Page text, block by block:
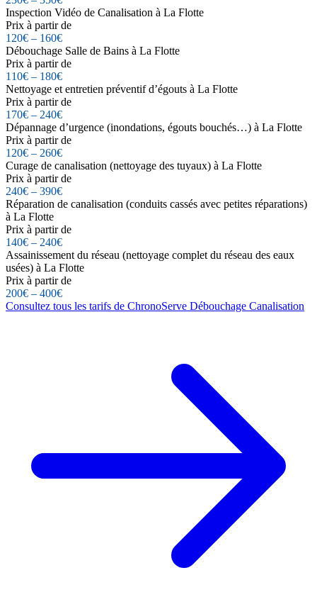
Inspection Vidéo de Canalisation à La Flotte
Prix à partir de
120€ – 160€
Débouchage Salle de Bains à La Flotte
Prix à partir de
110€ – 180€
Nettoyage et entretien préventif d’égouts à La Flotte
Prix à partir de
170€ – 240€
Dépannage d’urgence (inondations, égouts bouchés…) à La Flotte
Prix à partir de
120€ – 260€
Curage de canalisation (nettoyage des tuyaux) à La Flotte
Prix à partir de
240€ – 390€
Réparation de canalisation (conduits cassés avec petites réparations)
à La Flotte
Prix à partir de
140€ – 240€
Assainissement du réseau (nettoyage complet du réseau des eaux
usées) à La Flotte
Prix à partir de
200€ – 400€
Consultez tous les tarifs de ChronoServe Débouchage Canalisation